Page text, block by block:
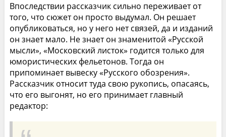
Впоследствии рассказчик сильно переживает от
того, что сюжет он просто выдумал. Он решает
опубликоваться, но у него нет связей, да и изданий
он знает мало. Не знает он знаменитой «Русской
мысли», «Московский листок» годится только для
юмористических фельетонов. Тогда он
припоминает вывеску «Русского обозрения».
Рассказчик относит туда свою рукопись, опасаясь,
что его выгонят, но его принимает главный
редактор: